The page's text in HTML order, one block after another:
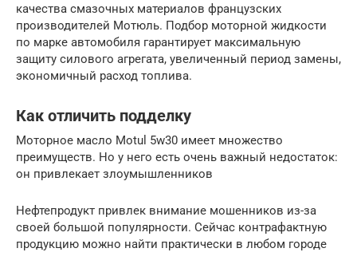
качества смазочных материалов французских
производителей Мотюль. Подбор моторной жидкости
по марке автомобиля гарантирует максимальную
защиту силового агрегата, увеличенный период замены,
экономичный расход топлива.
Как отличить подделку
Моторное масло Motul 5w30 имеет множество
преимуществ. Но у него есть очень важный недостаток:
он привлекает злоумышленников
Нефтепродукт привлек внимание мошенников из-за
своей большой популярности. Сейчас контрафактную
продукцию можно найти практически в любом городе